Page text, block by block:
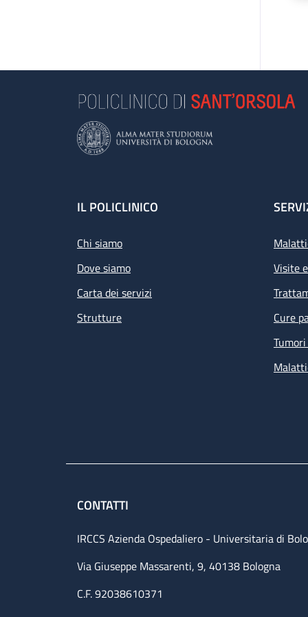
Footer
IL POLICLINICO
Chi siamo
Dove siamo
Carta dei servizi
Strutture
Visite
Cure
CONTATTI
IRCCS Azienda Ospedaliero - Universitaria di
Via Giuseppe Massarenti, 9, 40138 Bologna
C.F. 92038610371